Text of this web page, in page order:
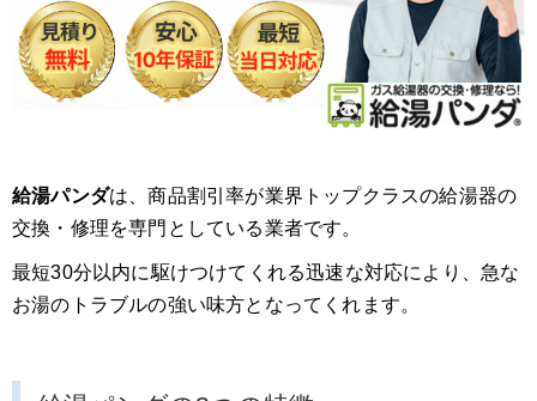
給湯パンダは、商品割引率が業界トップクラスの給湯器の
交換・修理を専門としている業者です。
最短30分以内に駆けつけてくれる迅速な対応により、急な
お湯のトラブルの強い味方となってくれます。